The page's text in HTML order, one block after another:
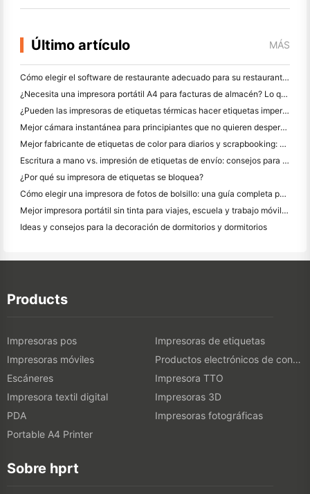
Último artículo MÁS
Cómo elegir el software de restaurante adecuado para su restaurante pequeño o mediano
¿Necesita una impresora portátil A4 para facturas de almacén? Lo que realmente funciona
¿Pueden las impresoras de etiquetas térmicas hacer etiquetas impermeables para productos de pequeñas empresas?
Mejor cámara instantánea para principiantes que no quieren desperdiciar papel
Mejor fabricante de etiquetas de color para diarios y scrapbooking: Añadir más color a cada página
Escritura a mano vs. impresión de etiquetas de envío: consejos para las pequeñas empresas en 2026
¿Por qué su impresora de etiquetas se bloquea?
Cómo elegir una impresora de fotos de bolsillo: una guía completa para los usuarios de diario, viajes y iPhone
Mejor impresora portátil sin tinta para viajes, escuela y trabajo móvil: Hanin MT620 Pro
Ideas y consejos para la decoración de dormitorios y dormitorios
Products
Impresoras pos
Impresoras de etiquetas
Impresoras móviles
Productos electrónicos de consumo
Escáneres
Impresora TTO
Impresora textil digital
Impresoras 3D
PDA
Impresoras fotográficas
Portable A4 Printer
Sobre hprt